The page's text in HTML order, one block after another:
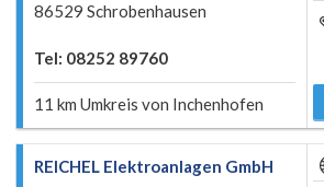
86529 Schrobenhausen
Tel: 08252 89760
11 km Umkreis von Inchenhofen
REICHEL Elektroanlagen GmbH